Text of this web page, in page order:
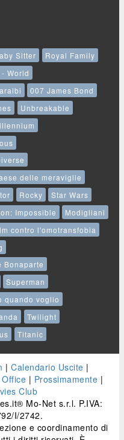
Sitter
Royal Family
World
007 James Bond
Unbreakable
delle meraviglie
Rocky
Star Wars
Impossible
Modigliani
contro l'omotransfobia
Bonaparte
Superman
quando voglio
Twilight
Titanic
| Calendario Uscite |
Office | Prossimamente |
Club
Mo-Net s.r.l. P.IVA:
I/2742.
e coordinamento di